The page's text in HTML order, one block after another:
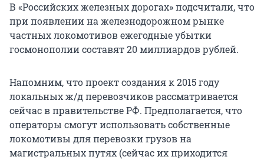
В «Российских железных дорогах» подсчитали, что
при появлении на железнодорожном рынке
частных локомотивов ежегодные убытки
госмонополии составят 20 миллиардов рублей.
Напомним, что проект создания к 2015 году
локальных ж/д перевозчиков рассматривается
сейчас в правительстве РФ. Предполагается, что
операторы смогут использовать собственные
локомотивы для перевозки грузов на
магистральных путях (сейчас их приходится